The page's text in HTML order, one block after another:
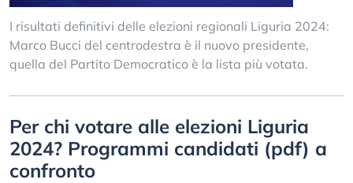
I risultati definitivi delle elezioni regionali Liguria 2024:
Marco Bucci del centrodestra è il nuovo presidente,
quella del Partito Democratico è la lista più votata.
Per chi votare alle elezioni Liguria
2024? Programmi candidati (pdf) a
confronto